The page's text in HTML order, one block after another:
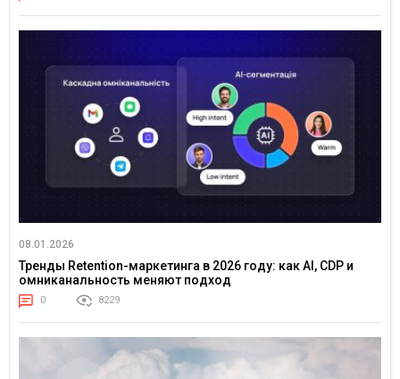
08.01.2026
Тренды Retention-маркетинга в 2026 году: как AI, CDP и
омниканальность меняют подход
0 8229